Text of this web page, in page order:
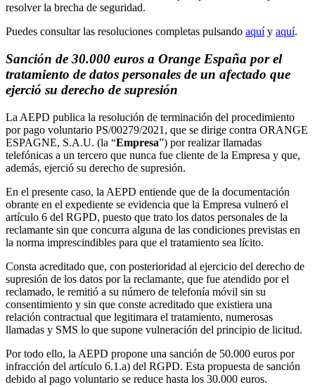
resolver la brecha de seguridad.
Puedes consultar las resoluciones completas pulsando aquíy aquí.
Sanción de 30.000 euros a Orange España por el
tratamiento de datos personales de un afectado que
ejerció su derecho de supresión
La AEPD publica la resolución de terminación del procedimiento
por pago voluntario PS/00279/2021, que se dirige contra ORANGE
ESPAGNE, S.A.U. (la “Empresa”) por realizar llamadas
telefónicas a un tercero que nunca fue cliente de la Empresa y que,
además, ejerció su derecho de supresión.
En el presente caso, la AEPD entiende que de la documentación
obrante en el expediente se evidencia que la Empresa vulneró el
artículo 6 del RGPD, puesto que trato los datos personales de la
reclamante sin que concurra alguna de las condiciones previstas en
la norma imprescindibles para que el tratamiento sea lícito.
Consta acreditado que, con posterioridad al ejercicio del derecho de
supresión de los datos por la reclamante, que fue atendido por el
reclamado, le remitió a su número de telefonía móvil sin su
consentimiento y sin que conste acreditado que existiera una
relación contractual que legitimara el tratamiento, numerosas
llamadas y SMS lo que supone vulneración del principio de licitud.
Por todo ello, la AEPD propone una sanción de 50.000 euros por
infracción del artículo 6.1.a) del RGPD. Esta propuesta de sanción
debido al pago voluntario se reduce hasta los 30.000 euros.